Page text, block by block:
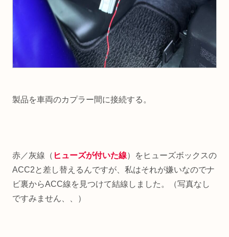
製品を車両のカプラー間に接続する。
赤／灰線（ ヒューズが付いた線）をヒューズボックスの
ACC2と差し替えるんですが、私はそれが嫌いなのでナ
ビ裏からACC線を見つけて結線しました。（写真なし
ですみません、、）